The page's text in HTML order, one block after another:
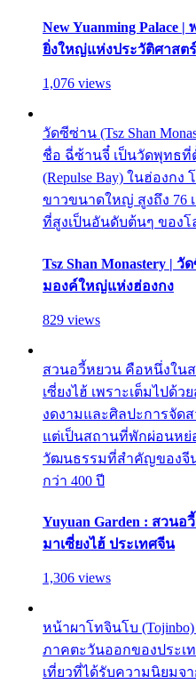
New Yuanming Palace
ยิ่งใหญ่แห่งประวัติศาสต
1,076 views
วัดซีซ่าน (Tsz Shan
ชื่อ ฉี่ซ้านจี๋ เป็นวัดพุทธที่
(Repulse Bay) ในฮ่องก
ขาวขนาดใหญ่ สูงถึง 76
ที่สูงเป็นอันดับต้นๆ ของโ
Tsz Shan Monastery |
มองค์ใหญ่แห่งฮ่องกง
829 views
สวนอวี้หยวน คือหนึ่งใน
เซี่ยงไฮ้ เพราะเต็มไปด้
งดงามและศิลปะการจัด
แต่เป็นสถานที่พักผ่อนหย่
วัฒนธรรมที่สำคัญของจี
กว่า 400 ปี
Yuyuan Garden : สวน
มาเซี่ยงไฮ้ ประเทศจีน
1,306 views
หน้าผาโทจินโบ
ภาคตะวันออกของประเ
เที่ยวที่ได้รับความนิยมจ